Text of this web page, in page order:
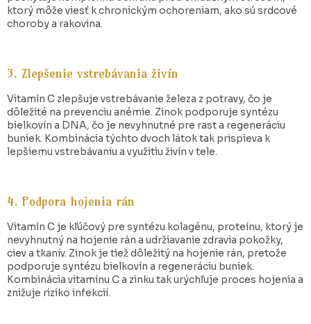
ktorý môže viesť k chronickým ochoreniam, ako sú srdcové
choroby a rakovina.
3. Zlepšenie vstrebávania živín
Vitamín C zlepšuje vstrebávanie železa z potravy, čo je
dôležité na prevenciu anémie. Zinok podporuje syntézu
bielkovín a DNA, čo je nevyhnutné pre rast a regeneráciu
buniek. Kombinácia týchto dvoch látok tak prispieva k
lepšiemu vstrebávaniu a využitiu živín v tele.
4. Podpora hojenia rán
Vitamín C je kľúčový pre syntézu kolagénu, proteínu, ktorý je
nevyhnutný na hojenie rán a udržiavanie zdravia pokožky,
ciev a tkanív. Zinok je tiež dôležitý na hojenie rán, pretože
podporuje syntézu bielkovín a regeneráciu buniek.
Kombinácia vitamínu C a zinku tak urýchľuje proces hojenia a
znižuje riziko infekcií.